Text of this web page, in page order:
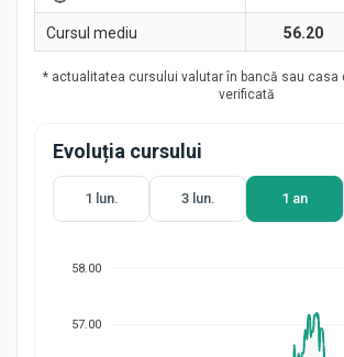
Cursul mediu 56.20
* actualitatea cursului valutar în bancă sau casa
verificată
Evoluția cursului
1 lun. 3 lun. 1 an
58.00
57.00